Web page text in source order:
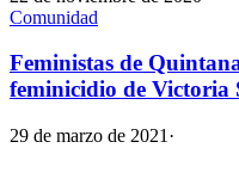
Comunidad
Feministas de
feminicidio de Victoria
29 de marzo de 2021 ·